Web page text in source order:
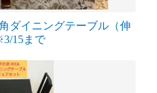
ダイニングテーブル（伸
15まで